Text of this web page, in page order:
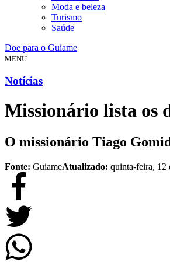
Moda e beleza
Turismo
Saúde
Doe para o Guiame
MENU
Notícias
Missionário lista os
O missionário Tiago
Fonte: GuiameAtualizado: quinta-feira, 12